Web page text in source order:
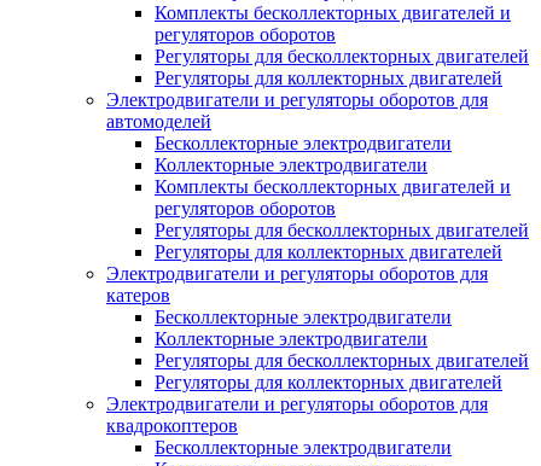
Комплекты бесколлекторных двигателей и
регуляторов оборотов
Регуляторы для бесколлекторных двигателей
Регуляторы для коллекторных двигателей
Электродвигатели и регуляторы оборотов для
автомоделей
Бесколлекторные электродвигатели
Коллекторные электродвигатели
Комплекты бесколлекторных двигателей и
регуляторов оборотов
Регуляторы для бесколлекторных двигателей
Регуляторы для коллекторных двигателей
Электродвигатели и регуляторы оборотов для
катеров
Бесколлекторные электродвигатели
Коллекторные электродвигатели
Регуляторы для бесколлекторных двигателей
Регуляторы для коллекторных двигателей
Электродвигатели и регуляторы оборотов для
квадрокоптеров
Бесколлекторные электродвигатели